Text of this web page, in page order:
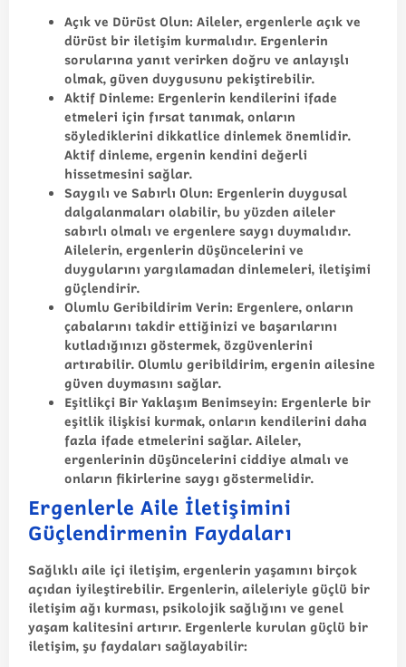
Açık ve Dürüst Olun: Aileler, ergenlerle açık ve
dürüst bir iletişim kurmalıdır. Ergenlerin
sorularına yanıt verirken doğru ve anlayışlı
olmak, güven duygusunu pekiştirebilir.
Aktif Dinleme: Ergenlerin kendilerini ifade
etmeleri için fırsat tanımak, onların
söylediklerini dikkatlice dinlemek önemlidir.
Aktif dinleme, ergenin kendini değerli
hissetmesini sağlar.
Saygılı ve Sabırlı Olun: Ergenlerin duygusal
dalgalanmaları olabilir, bu yüzden aileler
sabırlı olmalı ve ergenlere saygı duymalıdır.
Ailelerin, ergenlerin düşüncelerini ve
duygularını yargılamadan dinlemeleri, iletişimi
güçlendirir.
Olumlu Geribildirim Verin: Ergenlere, onların
çabalarını takdir ettiğinizi ve başarılarını
kutladığınızı göstermek, özgüvenlerini
artırabilir. Olumlu geribildirim, ergenin ailesine
güven duymasını sağlar.
Eşitlikçi Bir Yaklaşım Benimseyin: Ergenlerle bir
eşitlik ilişkisi kurmak, onların kendilerini daha
fazla ifade etmelerini sağlar. Aileler,
ergenlerinin düşüncelerini ciddiye almalı ve
onların fikirlerine saygı göstermelidir.
Ergenlerle Aile İletişimini
Güçlendirmenin Faydaları
Sağlıklı aile içi iletişim, ergenlerin yaşamını birçok
açıdan iyileştirebilir. Ergenlerin, aileleriyle güçlü bir
iletişim ağı kurması, psikolojik sağlığını ve genel
yaşam kalitesini artırır. Ergenlerle kurulan güçlü bir
iletişim, şu faydaları sağlayabilir: